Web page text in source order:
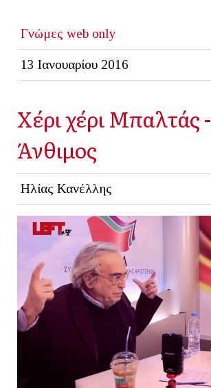
Γνώμες web only
13 Ιανουαρίου 2016
Χέρι χέρι Μπαλτάς -
Άνθιμος
Ηλίας Κανέλλης